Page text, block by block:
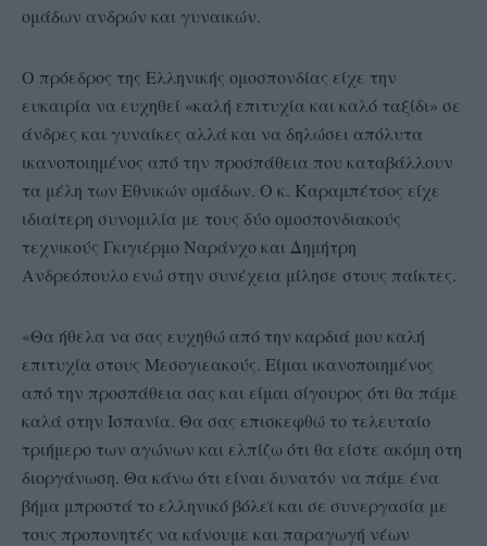
ομάδων ανδρών και γυναικών.
Ο πρόεδρος της Ελληνικής ομοσπονδίας είχε την
ευκαιρία να ευχηθεί «καλή επιτυχία και καλό ταξίδι» σε
άνδρες και γυναίκες αλλά και να δηλώσει απόλυτα
ικανοποιημένος από την προσπάθεια που καταβάλλουν
τα μέλη των Εθνικών ομάδων. Ο κ. Καραμπέτσος είχε
ιδιαίτερη συνομιλία με τους δύο ομοσπονδιακούς
τεχνικούς Γκιγιέρμο Ναράνχο και Δημήτρη
Ανδρεόπουλο ενώ στην συνέχεια μίλησε στους παίκτες.
«Θα ήθελα να σας ευχηθώ από την καρδιά μου καλή
επιτυχία στους Μεσογιεακούς. Είμαι ικανοποιημένος
από την προσπάθεια σας και είμαι σίγουρος ότι θα πάμε
καλά στην Ισπανία. Θα σας επισκεφθώ το τελευταίο
τριήμερο των αγώνων και ελπίζω ότι θα είστε ακόμη στη
διοργάνωση. Θα κάνω ότι είναι δυνατόν να πάμε ένα
βήμα μπροστά το ελληνικό βόλεϊ και σε συνεργασία με
τους προπονητές να κάνουμε και παραγωγή νέων